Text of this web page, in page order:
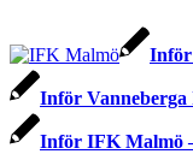
Inför
Inför IFK Malmö